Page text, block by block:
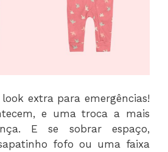
extra para emergências!
e uma troca a mais
E se sobrar espaço,
fofo ou uma faixa